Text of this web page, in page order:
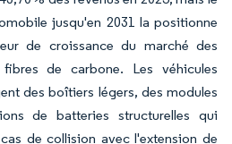
jusqu'en 2031 la positionne
de croissance du marché des
de carbone. Les véhicules
des boîtiers légers, des modules
de batteries structurelles qui
de collision avec l'extension de